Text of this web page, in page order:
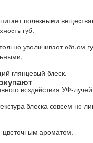
полезными
губ.
увеличивает объем
глянцевый блеск.
воздействия УФ-лучей.
блеска совсем не
ароматом.